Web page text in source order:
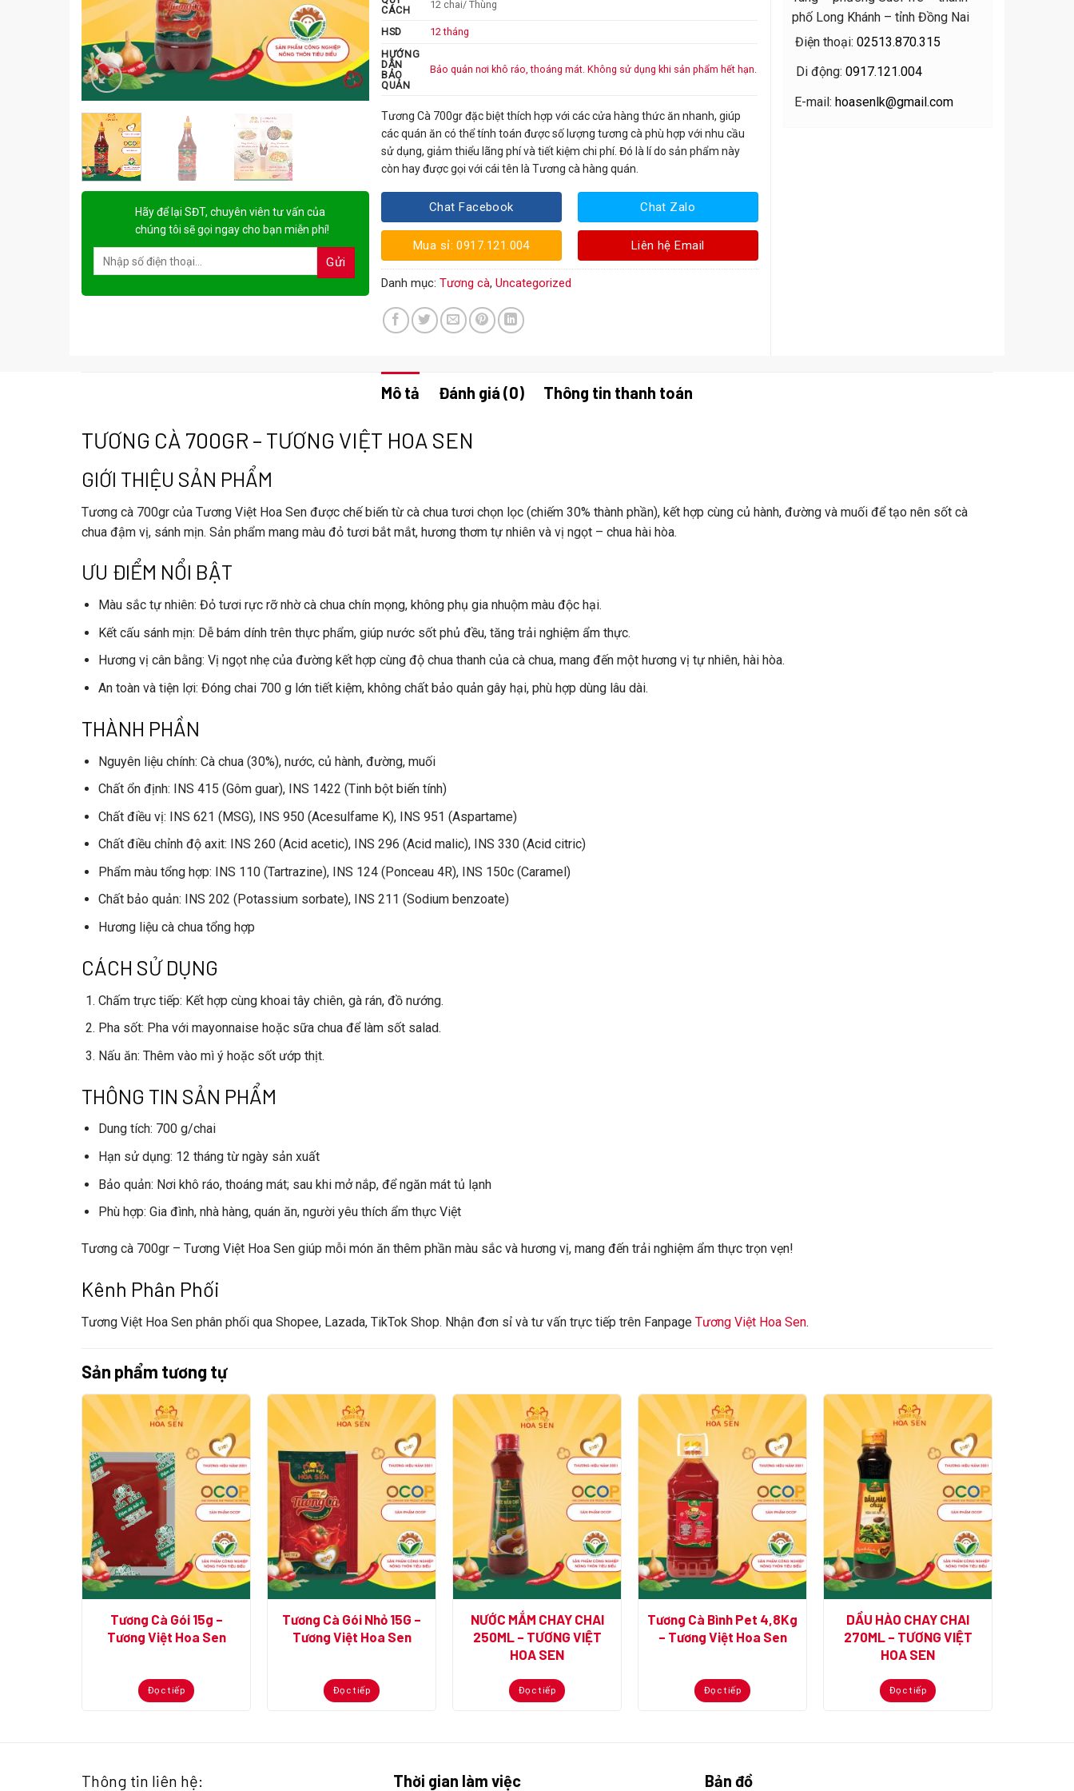
Hãy để lại SĐT, chuyên viên tư vấn của
chúng tôi sẽ gọi ngay cho bạn miễn phí!
CÁCH
12 chai/ Thùng
HSD
12 tháng
HƯỚNG
DẪN
BẢO
QUẢN
Bảo quản nơi khô ráo, thoáng mát. Không sử dụng khi sản phẩm hết hạn.
Tương Cà 700grđặc biệt thích hợp với các cửa hàng thức ăn nhanh, giúp
các quán ăn có thể tính toán được số lượng tương cà phù hợp với nhu cầu
sử dụng, giảm thiểu lãng phí và tiết kiệm chi phí. Đó là lí do sản phẩm này
còn hay được gọi với cái tên là Tương cà hàng quán.
Chat Facebook
Mua sỉ: 0917.121.004
Chat Zalo
Liên hệ Email
Danh mục: Tương cà, Uncategorized
phố Long Khánh – tỉnh Đồng Nai
Điện thoại: 02513.870.315
Di động: 0917.121.004
E-mail: hoasenlk@gmail.com
Mô tả Đánh giá (0) Thông tin thanh toán
TƯƠNG CÀ 700GR – TƯƠNG VIỆT HOA SEN
GIỚI THIỆU SẢN PHẨM
Tương cà 700gr của Tương Việt Hoa Sen được chế biến từ cà chua tươi chọn lọc (chiếm 30% thành phần), kết hợp cùng củ hành, đường và muối để tạo nên sốt cà
chua đậm vị, sánh mịn. Sản phẩm mang màu đỏ tươi bắt mắt, hương thơm tự nhiên và vị ngọt – chua hài hòa.
ƯU ĐIỂM NỔI BẬT
Màu sắc tự nhiên: Đỏ tươi rực rỡ nhờ cà chua chín mọng, không phụ gia nhuộm màu độc hại.
Kết cấu sánh mịn: Dễ bám dính trên thực phẩm, giúp nước sốt phủ đều, tăng trải nghiệm ẩm thực.
Hương vị cân bằng: Vị ngọt nhẹ của đường kết hợp cùng độ chua thanh của cà chua, mang đến một hương vị tự nhiên, hài hòa.
An toàn và tiện lợi: Đóng chai 700 g lớn tiết kiệm, không chất bảo quản gây hại, phù hợp dùng lâu dài.
THÀNH PHẦN
Nguyên liệu chính: Cà chua (30%), nước, củ hành, đường, muối
Chất ổn định: INS 415 (Gôm guar), INS 1422 (Tinh bột biến tính)
Chất điều vị: INS 621 (MSG), INS 950 (Acesulfame K), INS 951 (Aspartame)
Chất điều chỉnh độ axit: INS 260 (Acid acetic), INS 296 (Acid malic), INS 330 (Acid citric)
Phẩm màu tổng hợp: INS 110 (Tartrazine), INS 124 (Ponceau 4R), INS 150c (Caramel)
Chất bảo quản: INS 202 (Potassium sorbate), INS 211 (Sodium benzoate)
Hương liệu cà chua tổng hợp
CÁCH SỬ DỤNG
Chấm trực tiếp: Kết hợp cùng khoai tây chiên, gà rán, đồ nướng.
Pha sốt: Pha với mayonnaise hoặc sữa chua để làm sốt salad.
Nấu ăn: Thêm vào mì ý hoặc sốt ướp thịt.
THÔNG TIN SẢN PHẨM
Dung tích: 700 g/chai
Hạn sử dụng: 12 tháng từ ngày sản xuất
Bảo quản: Nơi khô ráo, thoáng mát; sau khi mở nắp, để ngăn mát tủ lạnh
Phù hợp: Gia đình, nhà hàng, quán ăn, người yêu thích ẩm thực Việt
Tương cà 700gr – Tương Việt Hoa Sen giúp mỗi món ăn thêm phần màu sắc và hương vị, mang đến trải nghiệm ẩm thực trọn vẹn!
Kênh Phân Phối
Tương Việt Hoa Sen phân phối qua Shopee, Lazada, TikTok Shop. Nhận đơn sỉ và tư vấn trực tiếp trên Fanpage Tương Việt Hoa Sen.
Sản phẩm tương tự
Tương Cà Gói 15g –
Tương Việt Hoa Sen
Đọc tiếp
Tương Cà Gói Nhỏ 15G –
Tương Việt Hoa Sen
Đọc tiếp
NƯỚC MẮM CHAY CHAI
250ML – TƯƠNG VIỆT
HOA SEN
Đọc tiếp
Tương Cà Bình Pet 4,8Kg
– Tương Việt Hoa Sen
Đọc tiếp
DẦU HÀO CHAY CHAI
270ML – TƯƠNG VIỆT
HOA SEN
Đọc tiếp
Thông tin liên hệ: Thời gian làm việc Bản đồ